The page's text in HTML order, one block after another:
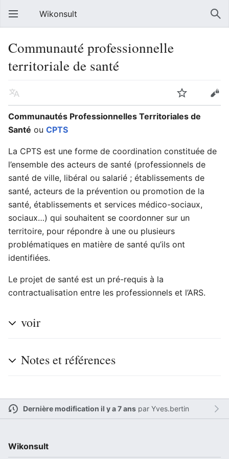
Ouvrir le menu principal
Wikonsult
Communauté professionnelle
territoriale de santé
Lire
Communautés Professionnelles Territoriales de
Santé ou CPTS
La CPTS est une forme de coordination constituée de
l’ensemble des acteurs de santé (professionnels de
santé de ville, libéral ou salarié ; établissements de
santé, acteurs de la prévention ou promotion de la
santé, établissements et services médico-sociaux,
sociaux…) qui souhaitent se coordonner sur un
territoire, pour répondre à une ou plusieurs
problématiques en matière de santé qu’ils ont
identifiées.
Le projet de santé est un pré-requis à la
contractualisation entre les professionnels et l’ARS.
voir
Notes et références
Dernière modification il y a 7 anspar Yves.bertin
Wikonsult